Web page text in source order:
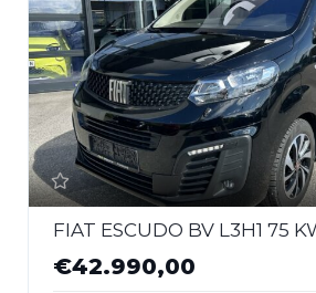
FIAT ESCUDO BV L3H1 75
€42.990,00